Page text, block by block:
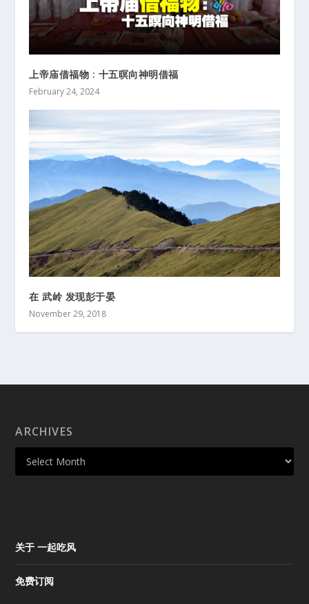
上帝庙借福物 : 十五暝向神明借福
February 24, 2024
在 武岭 发现彭于晏
November 29, 2018
ARCHIVES
关于 一起吃风
免费订阅